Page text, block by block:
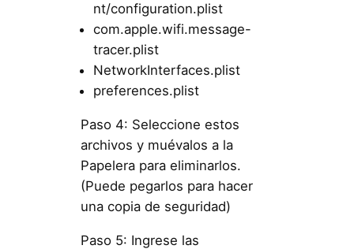
nt/configuration.plist
com.apple.wifi.message-
tracer.plist
NetworkInterfaces.plist
preferences.plist
Paso 4: Seleccione estos
archivos y muévalos a la
Papelera para eliminarlos.
(Puede pegarlos para hacer
una copia de seguridad)
Paso 5: Ingrese las